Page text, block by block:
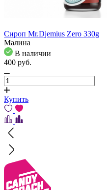
Сироп Mr.Djemius Zero 330g
Малина
В наличии
400 pуб.
Купить